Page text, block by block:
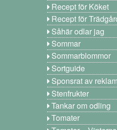
Recept för Köket
Recept för
Såhär odlar jag
Sommar
Sommarblommor
Sortguide
Sponsrat av reklam
Stenfrukter
Tankar om odling
Tomater